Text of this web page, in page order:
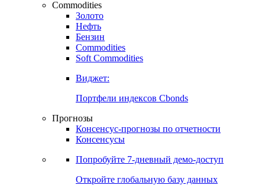
Commodities
Золото
Нефть
Бензин
Commodities
Soft Commodities
Виджет:
Портфели индексов Cbonds
Прогнозы
Консенсус-прогнозы по отчетности
Консенсусы
Попробуйте 7-дневный демо-доступ
Откройте глобальную базу данных